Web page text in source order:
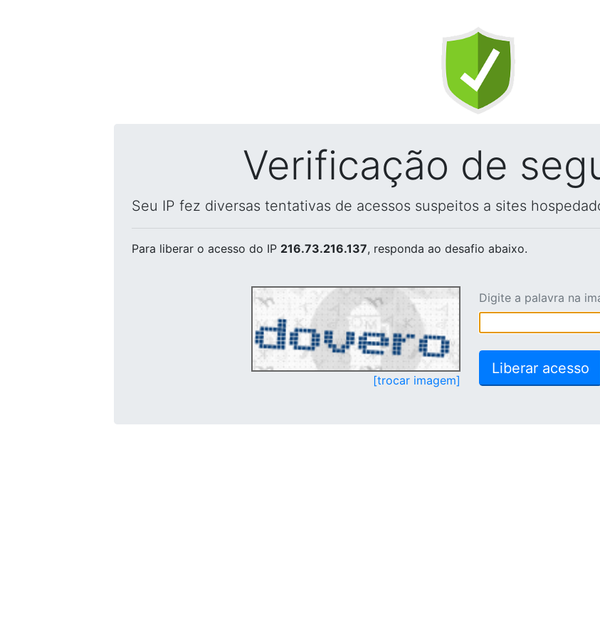
Verificação de
Seu IP fez diversas tentativas de acessos suspeitos a sites
Para liberar o acesso do IP 216.73.216.137, responda ao desafio abaixo.
[trocar imagem]
Digite a palavra na